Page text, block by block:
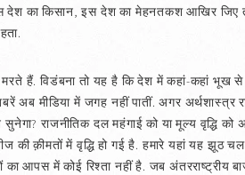
का किसान, इस देश का मेहनतकश आखिर जिए
हैं. विडंबना तो यह है कि देश में कहां-कहां भूख
अब मीडिया में जगह नहीं पातीं. अगर
राजनीतिक दल महंगाई को या मूल्य वृद्धि
क़ीमतों में वृद्धि हो गई है. हमारे यहां यह झूठ
का आपस में कोई रिश्ता नहीं है. जब अंतरराष्ट्रीय